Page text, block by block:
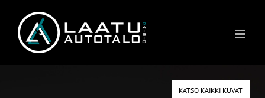
content
KATSO KAIKKI KUVAT